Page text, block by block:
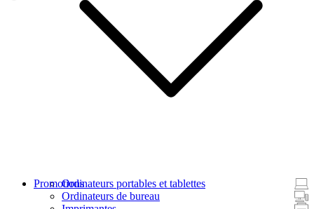
Ordinateurs portables et tablettes
Ordinateurs de bureau
Promotions